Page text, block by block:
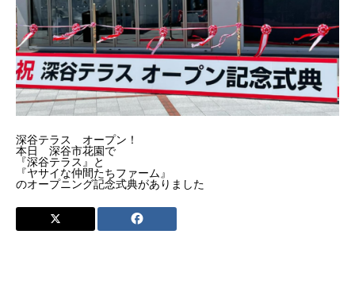
深谷テラス オープン！
本日 深谷市花園で
『深谷テラス』と
『ヤサイな仲間たちファーム』
のオープニング記念式典がありました